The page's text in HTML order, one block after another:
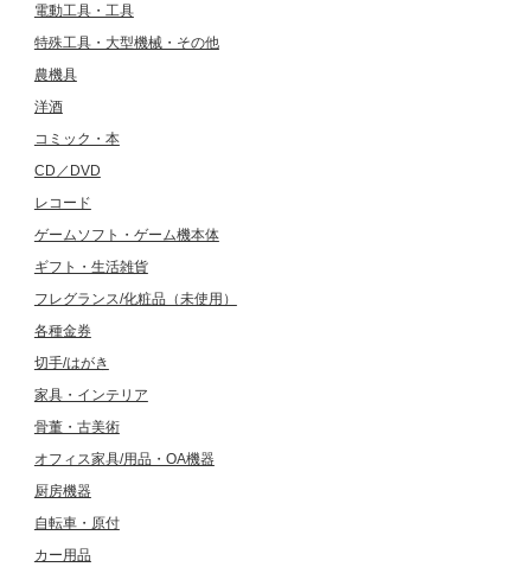
電動工具・工具
特殊工具・大型機械・その他
農機具
洋酒
コミック・本
CD／DVD
レコード
ゲームソフト・ゲーム機本体
ギフト・生活雑貨
フレグランス/化粧品（未使用）
各種金券
切手/はがき
家具・インテリア
骨董・古美術
オフィス家具/用品・OA機器
厨房機器
自転車・原付
カー用品